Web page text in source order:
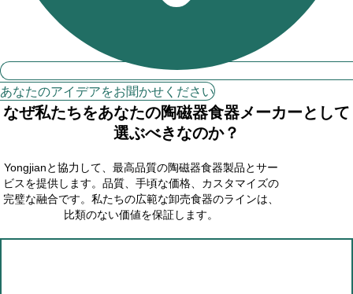
あなたのアイデアをお聞かせください
なぜ私たちをあなたの陶磁器食器メーカーとして
選ぶべきなのか？
Yongjianと協力して、最高品質の陶磁器食器製品とサー
ビスを提供します。品質、手頃な価格、カスタマイズの
完璧な融合です。私たちの広範な卸売食器のラインは、
比類のない価値を保証します。